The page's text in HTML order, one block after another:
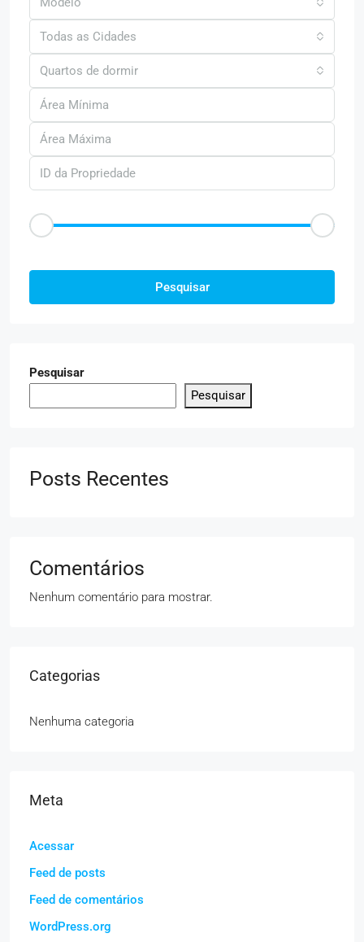
Todas as Cidades
Quartos de dormir
Pesquisar
Pesquisar
Pesquisar
Posts Recentes
Comentários
Nenhum comentário para mostrar.
Categorias
Nenhuma categoria
Meta
Acessar
Feed de posts
Feed de comentários
WordPress.org